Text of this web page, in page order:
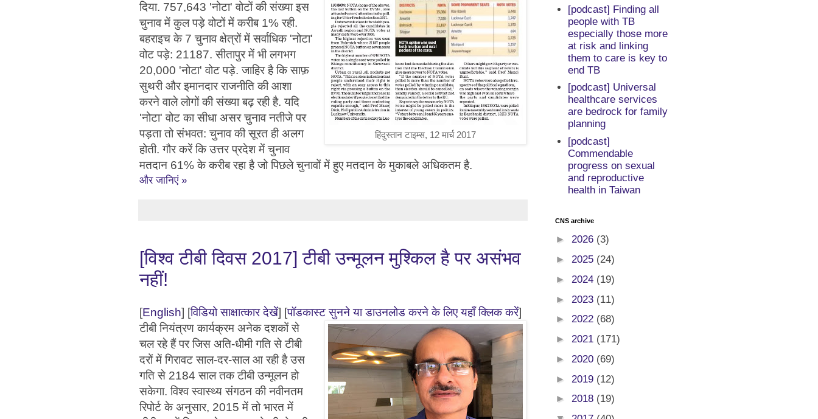
हिंदुस्तान टाइम्स, 12 मार्च 2017
दिया. 757,643 'नोटा' वोटों की संख्या इस
चुनाव में कुल पड़े वोटों में करीब 1% रही.
बहराइच के 7 चुनाव क्षेत्रों में सर्वाधिक 'नोटा'
वोट पड़े: 21187. सीतापुर में भी लगभग
20,000 'नोटा' वोट पड़े. जाहिर है कि साफ़
सुथरी और इमानदार राजनीति की आशा
करने वाले लोगों की संख्या बढ़ रही है. यदि
'नोटा' वोट का सीधा असर चुनाव नतीजे पर
पड़ता तो संभवत: चुनाव की सूरत ही अलग
होती. गौर करें कि उत्तर प्रदेश में चुनाव
मतदान 61% के करीब रहा है जो पिछले चुनावों में हुए मतदान के मुकाबले अधिकतम है.
और जानिएं »
[विश्व टीबी दिवस 2017] टीबी उन्मूलन मुश्किल है पर असंभव
नहीं!
[English] [विडियो साक्षात्कार देखें] [पॉडकास्ट सुनने या डाउनलोड करने के लिए यहाँ क्लिक करें]
टीबी नियंत्रण कार्यक्रम अनेक दशकों से
चल रहे हैं पर जिस अति-धीमी गति से टीबी
दरों में गिरावट साल-दर-साल आ रही है उस
गति से 2184 साल तक टीबी उन्मूलन हो
सकेगा. विश्व स्वास्थ्य संगठन की नवीनतम
रिपोर्ट के अनुसार, 2015 में तो भारत में
[podcast] Finding all
people with TB
especially those more
at risk and linking
them to care is key to
end TB
[podcast] Universal
healthcare services
are bedrock for family
planning
[podcast]
Commendable
progress on sexual
and reproductive
health in Taiwan
CNS archive
► 2026 (3)
► 2025 (24)
► 2024 (19)
► 2023 (11)
► 2022 (68)
► 2021 (171)
► 2020 (69)
► 2019 (12)
► 2018 (19)